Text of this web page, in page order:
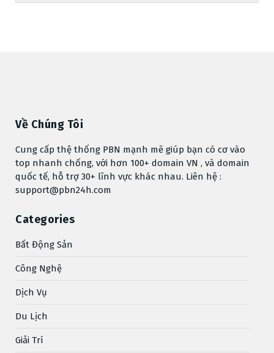
Về Chúng Tôi
Cung cấp thệ thống PBN mạnh mẽ giúp bạn có cơ vào
top nhanh chống, với hơn 100+ domain VN , và domain
quốc tế, hỗ trợ 30+ lĩnh vực khác nhau. Liên hệ :
support@pbn24h.com
Categories
Bất Động Sản
Công Nghệ
Dịch Vụ
Du Lịch
Giải Trí